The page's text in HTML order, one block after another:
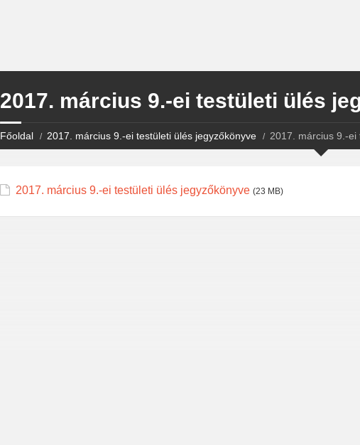
2017. március 9.-ei testületi ülés
Főoldal 2017. március 9.-ei testületi ülés jegyzőkönyve 2017. március 9.-ei
2017. március 9.-ei testületi ülés jegyzőkönyve (23 MB)